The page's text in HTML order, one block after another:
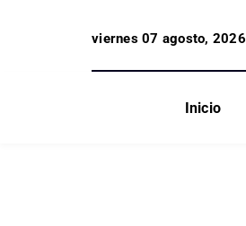
viernes 07 agosto, 2026
Inicio